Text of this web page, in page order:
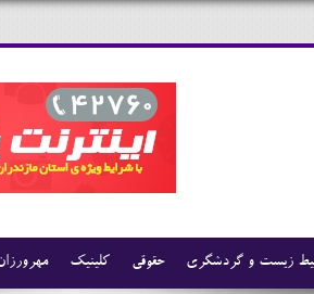
کلینیک حقوقی زیست و گردشگری